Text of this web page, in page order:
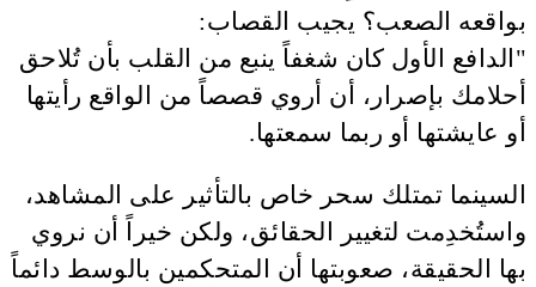
بواقعه الصعب؟ يجيب القصاب:
"الدافع الأول كان شغفاً ينبع من القلب بأن تُلاحق
أحلامك بإصرار، أن أروي قصصاً من الواقع رأيتها
أو عايشتها أو ربما سمعتها.
السينما تمتلك سحر خاص بالتأثير على المشاهد،
واستُخدِمت لتغيير الحقائق، ولكن خيراً أن نروي
بها الحقيقة، صعوبتها أن المتحكمين بالوسط دائماً